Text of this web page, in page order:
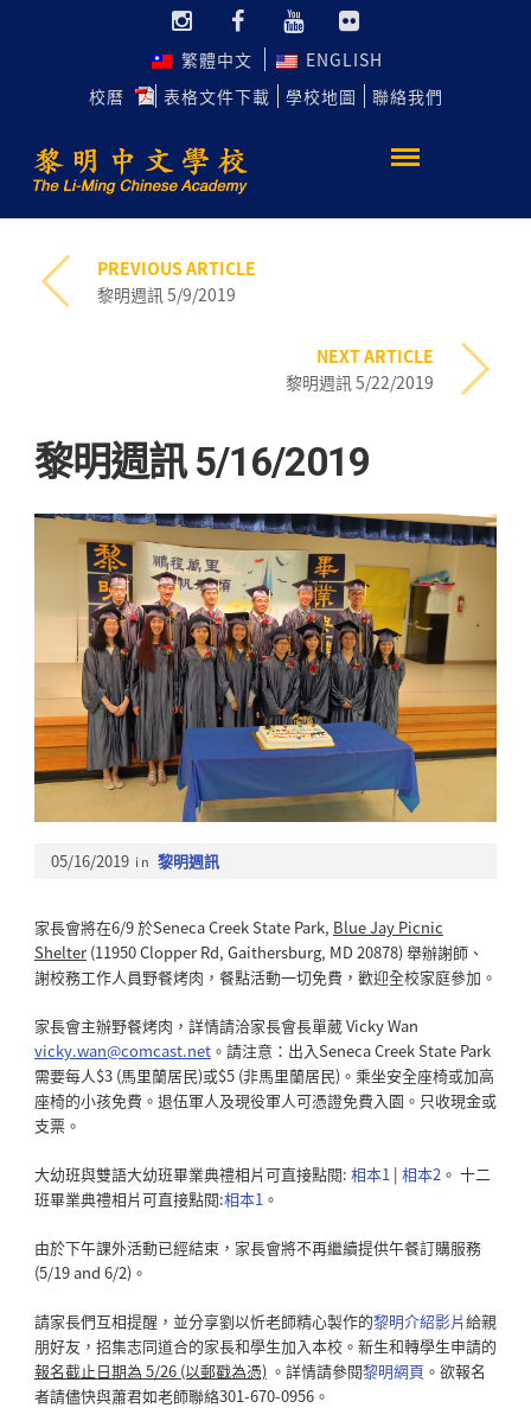
繁體中文
ENGLISH
校曆
表格文件下載 學校地圖 聯絡我們
PREVIOUS ARTICLE
黎明週訊 5/9/2019
NEXT ARTICLE
黎明週訊 5/22/2019
黎明週訊 5/16/2019
05/16/2019 in 黎明週訊
家長會將在6/9 於Seneca Creek State Park, Blue Jay Picnic
Shelter(11950 Clopper Rd, Gaithersburg, MD 20878) 舉辦謝師、
謝校務工作人員野餐烤肉，餐點活動一切免費，歡迎全校家庭參加。
家長會主辦野餐烤肉，詳情請洽家長會長單葳 Vicky Wan
vicky.wan@comcast.net。請注意：出入Seneca Creek State Park
需要每人$3 (馬里蘭居民)或$5 (非馬里蘭居民)。乘坐安全座椅或加高
座椅的小孩免費。退伍軍人及現役軍人可憑證免費入園。只收現金或
支票。
大幼班與雙語大幼班畢業典禮相片可直接點閱: 相本1| 相本2。 十二
班畢業典禮相片可直接點閱:相本1。
由於下午課外活動已經結束，家長會將不再繼續提供午餐訂購服務
(5/19 and 6/2)。
請家長們互相提醒，並分享劉以忻老師精心製作的黎明介紹影片給親
朋好友，招集志同道合的家長和學生加入本校。新生和轉學生申請的
報名截止日期為 5/26 (以郵戳為憑)。詳情請參閱黎明網頁 。欲報名
者請儘快與蕭君如老師聯絡301-670-0956。